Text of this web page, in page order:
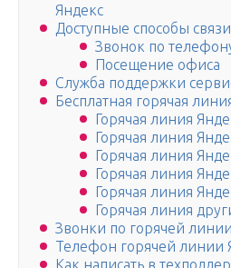
Яндекс
Доступные способы связи
Звонок по
Посещение офиса
Служба поддержки
Бесплатная горячая
Горячая линия
Горячая линия
Горячая линия
Горячая линия
Горячая линия
Горячая линия
Звонки по горячей
Телефон горячей линии
Как написать в